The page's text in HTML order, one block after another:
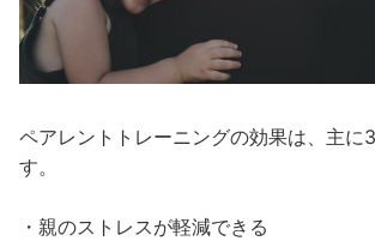
ペアレントトレーニングの効果は、主に
す。
・親のストレスが軽減できる